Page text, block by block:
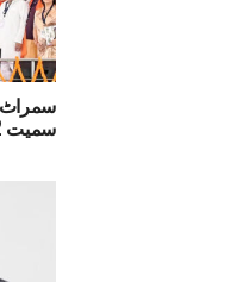
سمراٹ
سمیت 32 وزراء نے لیا حلف